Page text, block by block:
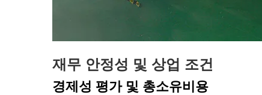
재무 안정성 및 상업 조건
경제성 평가 및 총소유비용